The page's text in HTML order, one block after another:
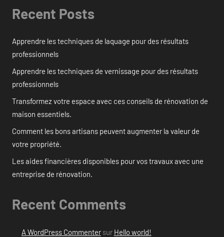
Recent Posts
Apprendre les techniques de laquage pour des résultats
professionnels
Apprendre les techniques de vernissage pour des résultats
professionnels
Transformez votre espace avec ces conseils de rénovation de
maison essentiels.
Comment les bons artisans peuvent augmenter la valeur de
votre propriété.
Les aides financières disponibles pour vos travaux avec une
entreprise de rénovation.
Recent Comments
A WordPress Commentersur Hello world!